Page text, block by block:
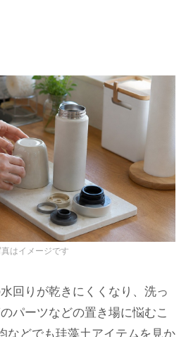
はイメージです
回りが乾きにくくなり、洗っ
パーツなどの置き場に悩むこ
などでも珪藻土アイテムを見か